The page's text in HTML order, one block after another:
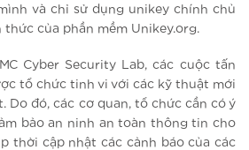
và chỉ sử dụng unikey chính chủ
của phần mềm Unikey.org.
Cyber Security Lab, các cuộc tấn
tổ chức tinh vi với các kỹ thuật mới
Do đó, các cơ quan, tổ chức cần có ý
bảo an ninh an toàn thông tin cho
thời cập nhật các cảnh báo của các